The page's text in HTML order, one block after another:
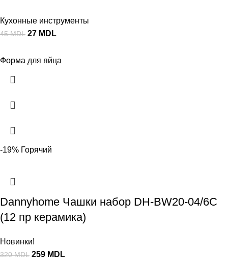
Кухонные инструменты
45MDL 27 MDL
Форма для яйца
-19% Горячий
Dannyhome Чашки набор DH-BW20-04/6C
(12 пр керамика)
Новинки!
320MDL 259 MDL